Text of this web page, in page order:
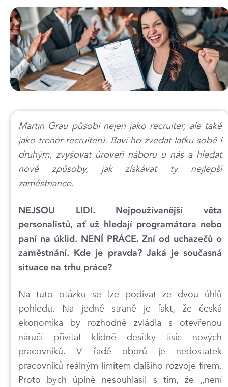
Martin Grau působí nejen jako recruiter, ale také
jako trenér recruiterů. Baví ho zvedat laťku sobě i
druhým, zvyšovat úroveň náboru u nás a hledat
nové způsoby, jak získávat ty nejlepší
zaměstnance.
NEJSOU LIDI. Nejpoužívanější věta
personalistů, ať už hledají programátora nebo
paní na úklid. NENÍ PRÁCE. Zní od uchazečů o
zaměstnání. Kde je pravda? Jaká je současná
situace na trhu práce?
Na tuto otázku se lze podívat ze dvou úhlů
pohledu. Na jedné straně je fakt, že česká
ekonomika by rozhodně zvládla s otevřenou
náručí přivítat klidně desítky tisíc nových
pracovníků. V řadě oborů je nedostatek
pracovníků reálným limitem dalšího rozvoje firem.
Proto bych úplně nesouhlasil s tím, že „není